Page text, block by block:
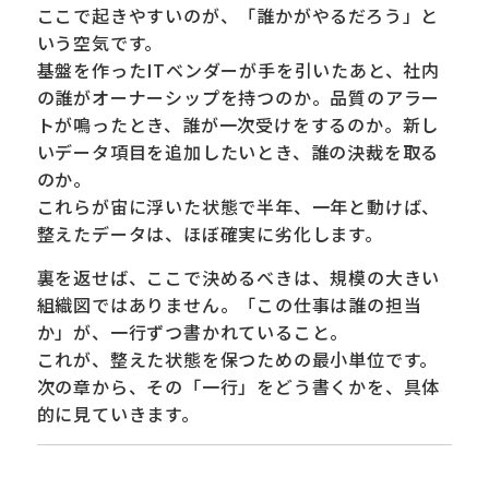
ここで起きやすいのが、「誰かがやるだろう」と
いう空気です。
基盤を作ったITベンダーが手を引いたあと、社内
の誰がオーナーシップを持つのか。品質のアラー
トが鳴ったとき、誰が一次受けをするのか。新し
いデータ項目を追加したいとき、誰の決裁を取る
のか。
これらが宙に浮いた状態で半年、一年と動けば、
整えたデータは、ほぼ確実に劣化します。
裏を返せば、ここで決めるべきは、規模の大きい
組織図ではありません。「この仕事は誰の担当
か」が、一行ずつ書かれていること。
これが、整えた状態を保つための最小単位です。
次の章から、その「一行」をどう書くかを、具体
的に見ていきます。